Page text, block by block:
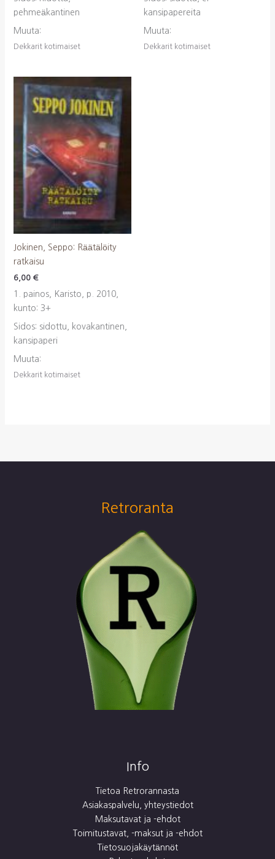
pehmeäkantinen
Muuta:
Dekkarit kotimaiset
kansipapereita
Muuta:
Dekkarit kotimaiset
Jokinen, Seppo: Räätälöity
ratkaisu
6,00 €
1. painos, Karisto, p. 2010,
kunto: 3+
Sidos: sidottu, kovakantinen,
kansipaperi
Muuta:
Dekkarit kotimaiset
Retroranta
Info
Tietoa Retrorannasta
Asiakaspalvelu, yhteystiedot
Maksutavat ja -ehdot
Toimitustavat, -maksut ja -ehdot
Tietosuojakäytännöt